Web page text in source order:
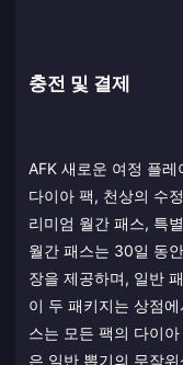
충전 및 결제
AFK 새로운 여정 플
다이아 팩, 천상의 수
리미엄 월간 패스, 특
월간 패스는 30일 동
장을 제공하며, 일반
이 두 패키지는 상점
스는 모든 팩의 다이
은 일반 뽑기의 무작